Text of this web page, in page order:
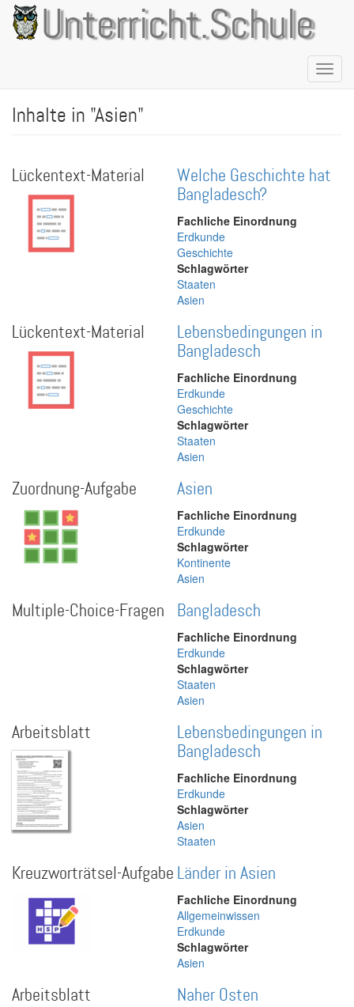
Direkt
zum
Inhalt
Unterricht.Schule
Inhalte in "Asien"
Lückentext-Material
Welche Geschichte hat
Bangladesch?
Fachliche Einordnung
Erdkunde
Geschichte
Schlagwörter
Staaten
Asien
Lückentext-Material
Lebensbedingungen in
Bangladesch
Fachliche Einordnung
Erdkunde
Geschichte
Schlagwörter
Staaten
Asien
Zuordnung-Aufgabe Asien
Fachliche Einordnung
Erdkunde
Schlagwörter
Kontinente
Asien
Multiple-Choice-Fragen Bangladesch
Fachliche Einordnung
Erdkunde
Schlagwörter
Staaten
Asien
Arbeitsblatt
Lebensbedingungen in
Bangladesch
Fachliche Einordnung
Erdkunde
Schlagwörter
Asien
Staaten
Kreuzworträtsel-Aufgabe Länder in Asien
Fachliche Einordnung
Allgemeinwissen
Erdkunde
Schlagwörter
Asien
Arbeitsblatt Naher Osten